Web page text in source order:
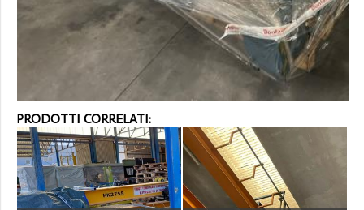
PRODOTTI CORRELATI: